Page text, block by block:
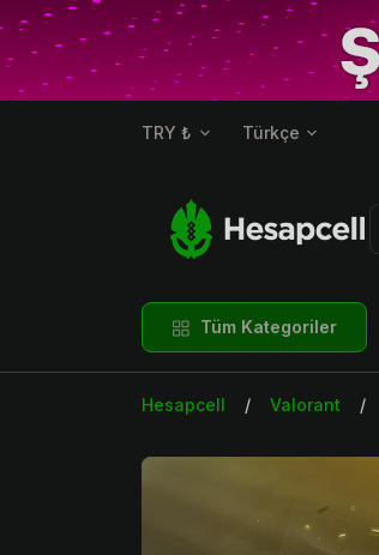
TRY ₺ Türkçe
Tüm Kategoriler
Hesapcell Valorant